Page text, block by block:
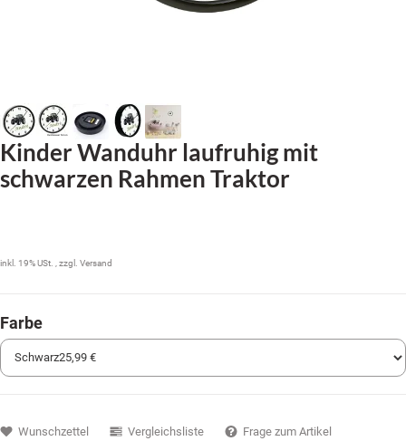
Kinder Wanduhr laufruhig mit
schwarzen Rahmen Traktor
inkl. 19% USt. , zzgl. Versand
Farbe
Wunschzettel Vergleichsliste Frage zum Artikel